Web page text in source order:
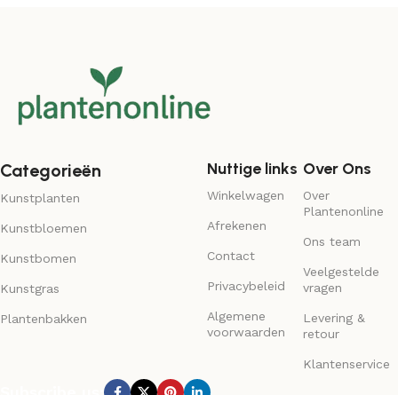
Categorieën
Kunstplanten
Kunstbloemen
Kunstbomen
Kunstgras
Plantenbakken
Nuttige links
Winkelwagen
Afrekenen
Contact
Privacybeleid
Algemene
voorwaarden
Over Ons
Over
Plantenonline
Ons team
Veelgestelde
vragen
Levering &
retour
Klantenservice